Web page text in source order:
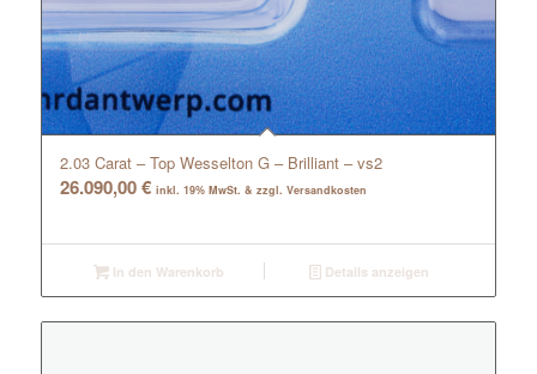
2.03 Carat – Top Wesselton G – Brilliant – vs2
26.090,00€ inkl. 19% MwSt. & zzgl. Versandkosten
In den Warenkorb Details anzeigen